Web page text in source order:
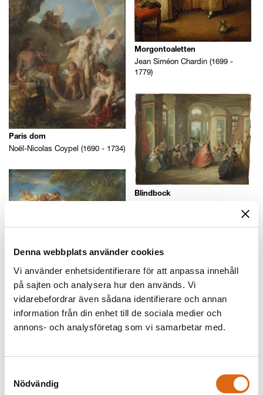
Denna webbplats använder cookies
Vi använder enhetsidentifierare för att anpassa innehåll
på sajten och analysera hur den används. Vi
vidarebefordrar även sådana identifierare och annan
information från din enhet till de sociala medier och
annons- och analysföretag som vi samarbetar med.
Nödvändig
Morgontoaletten
Jean Siméon Chardin (1699 -
1779)
Paris dom
Noël-Nicolas Coypel (1690 - 1734)
Blindbock
Venus och Adonis
Taxen Pehr med jaktbyte
Jean-Baptiste Oudry (1686 -